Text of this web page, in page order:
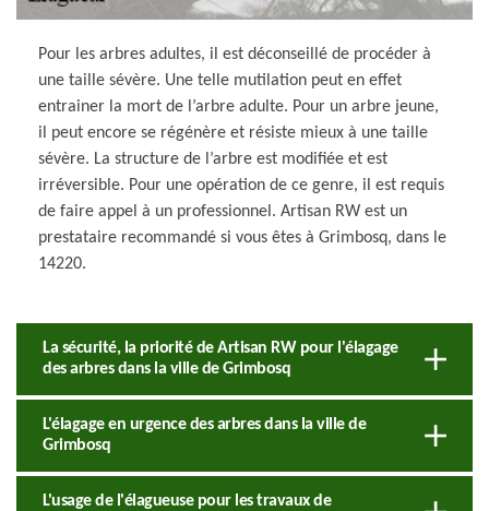
Pour les arbres adultes, il est déconseillé de procéder à
une taille sévère. Une telle mutilation peut en effet
entrainer la mort de l’arbre adulte. Pour un arbre jeune,
il peut encore se régénère et résiste mieux à une taille
sévère. La structure de l’arbre est modifiée et est
irréversible. Pour une opération de ce genre, il est requis
de faire appel à un professionnel. Artisan RW est un
prestataire recommandé si vous êtes à Grimbosq, dans le
14220.
La sécurité, la priorité de Artisan RW pour l'élagage
des arbres dans la ville de Grimbosq
L'élagage en urgence des arbres dans la ville de
Grimbosq
L'usage de l'élagueuse pour les travaux de